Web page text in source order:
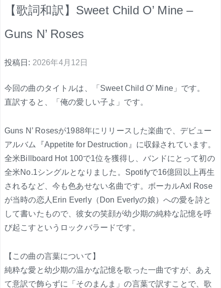
【歌詞和訳】Sweet Child O’ Mine –
Guns N’ Roses
投稿日: 2026年4月12日
今回の曲のタイトルは、「Sweet Child O’ Mine」です。
直訳すると、「俺の愛しい子よ」です。
Guns N’ Rosesが1988年にリリースした楽曲で、デビュー
アルバム『Appetite for Destruction』に収録されています。
全米Billboard Hot 100で1位を獲得し、バンドにとって初の
全米No.1シングルとなりました。Spotifyで16億回以上再生
されるなど、今も色あせない名曲です。ボーカルAxl Rose
が当時の恋人Erin Everly（Don Everlyの娘）への愛を詩と
して書いたもので、彼女の笑顔が幼少期の純粋な記憶を呼
び起こすというロックバラードです。
【この曲の言葉について】
純粋な愛と幼少期の温かな記憶を歌った一曲ですが、あえ
て意訳で飾らずに「そのまんま」の言葉で訳すことで、歌